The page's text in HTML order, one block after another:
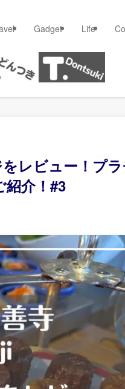
Gadget Life
レビュー！プ
介！#3